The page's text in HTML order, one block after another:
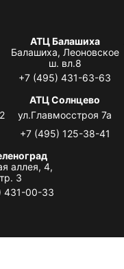
АТЦ Балашиха
Балашиха, Леоновское
ш. вл.8
+7 (495) 431-63-63
АТЦ Солнцево
ул.Главмосстроя 7а
+7 (495) 125-38-41
аллея, 4,
3
431-00-33